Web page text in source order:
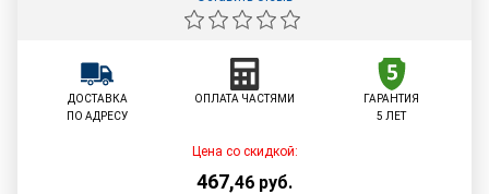
ДОСТАВКА
ПО АДРЕСУ
ОПЛАТА ЧАСТЯМИ
ГАРАНТИЯ
5 ЛЕТ
Цена со скидкой:
467,46 руб.